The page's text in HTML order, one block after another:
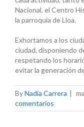
Nacional, el Centro
la parroquia de Lloa.
Exhortamos a los
ciudad, disponiendo
respetando los
evitar la generación
ByNadia Carrera |
comentarios